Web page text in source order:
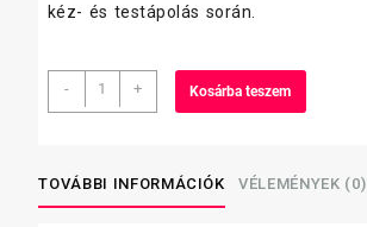
kéz- és testápolás során.
-
Baba
folyékony
ml,
pumpás
+ Kosárba teszem
TOVÁBBI INFORMÁCIÓK VÉLEMÉNYEK (0)